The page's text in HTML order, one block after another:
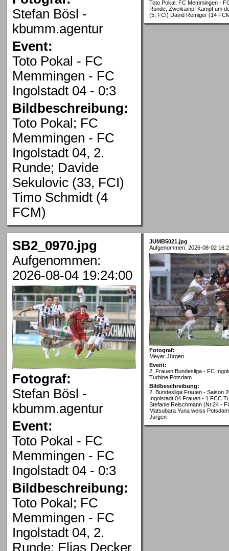
Stefan Bösl -
kbumm.agentur
Event:
Toto Pokal - FC
Memmingen - FC
Ingolstadt 04 - 0:3
Bildbeschreibung:
Toto Pokal; FC
Memmingen - FC
Ingolstadt 04, 2.
Runde; Davide
Sekulovic (33, FCI)
Timo Schmidt (4
FCM)
Toto Pokal; FC Memmingen -
Runde; Zweikampf Kampf um
(5, FCI) David Remiger (14
SB2_0970.jpg
Aufgenommen:
2026-08-04 19:24:00
Fotograf:
Stefan Bösl -
kbumm.agentur
Event:
Toto Pokal - FC
Memmingen - FC
Ingolstadt 04 - 0:3
Bildbeschreibung:
Toto Pokal; FC
Memmingen - FC
Ingolstadt 04, 2.
Runde; Elias Decker
JUMB5021.jpg
Aufgenommen: 2026-08-02
Fotograf:
Meyer Jürgen
Event:
2. Frauen Bundesliga - FC
Turbine Potsdam
Bildbeschreibung:
2. Bundesliga Frauen - Saison
Ingolstadt 04 Frauen - 1.FCC
Stefanie Reischmann (Nr.24 -
Matsubara Yuna weiss
Jürgen